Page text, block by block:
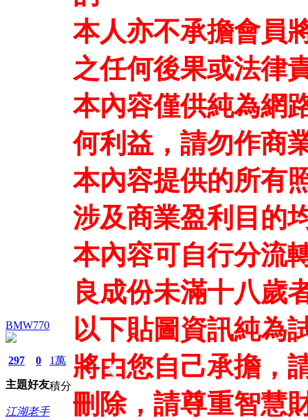
BMW770
297
主題
0
好友
1萬
積分
江湖老手
本人亦不承擔會員
之任何後果或法律
本內容僅供純為網
何利益，請勿作商
本內容提供的所有
涉及商業盈利目的
本內容可自行分流
良成份未滿十八歲
以下貼圖資訊純為
將由您自己承擔，
刪除，請尊重智慧